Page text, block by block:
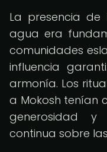
La presencia de
agua era
comunidades
influencia
armonía. Los
a Mokosh tenían
generosidad y
continua sobre